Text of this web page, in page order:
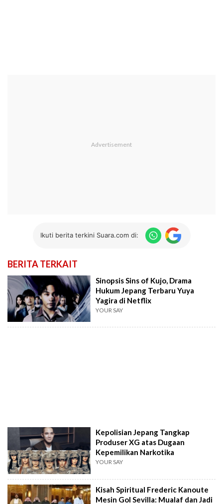
Ikuti berita terkini Suara.com di:
BERITA TERKAIT
Sinopsis Sins of Kujo, Drama
Hukum Jepang Terbaru Yuya
Yagira di Netflix
YOUR SAY
Kepolisian Jepang Tangkap
Produser XG atas Dugaan
Kepemilikan Narkotika
YOUR SAY
Kisah Spiritual Frederic Kanoute
Mesin Gol Sevilla: Mualaf dan Jadi